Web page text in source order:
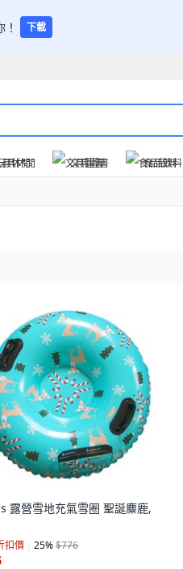
下載
具休閒 文具圖書 食品飲料
露營雪地充氣雪圈 聖誕麋鹿,
扣價 25%$776